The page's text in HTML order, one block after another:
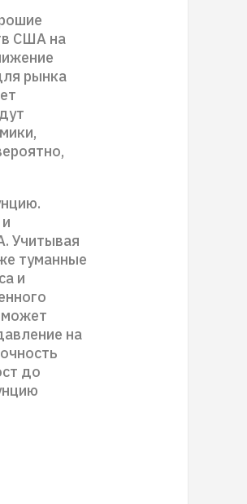
США на
рынка
Учитывая
туманные
и
может
на
до